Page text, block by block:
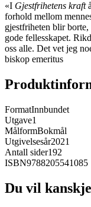
«I Gjestfrihetens kraft
forhold mellom
gjestfriheten blir
gode fellesskapet.
oss alle. Det vet jeg
biskop emeritus
FormatInnbundet
Utgave1
MålformBokmål
Utgivelsesår2021
Antall sider192
ISBN9788205541085
Du vil